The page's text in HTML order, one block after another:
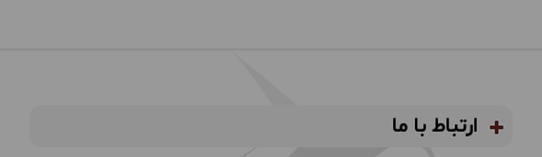
ارتباط با ما